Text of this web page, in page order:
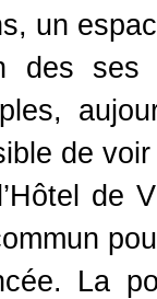
un
des
de
de
La